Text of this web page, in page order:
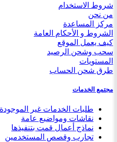
شروط الاستخدام
من نحن
مركز المساعدة
الشروط و الأحكام العامة
كيف يعمل الموقع
سحب وشحن الرصيد
المستويات
طرق شحن الحساب
مجتمع الخدمات
طلبات الخدمات غير الموجودة
نقاشات ومواضيع عامة
نماذج أعمال قمت بتنفيذها
تجارب وقصص المستخدمين